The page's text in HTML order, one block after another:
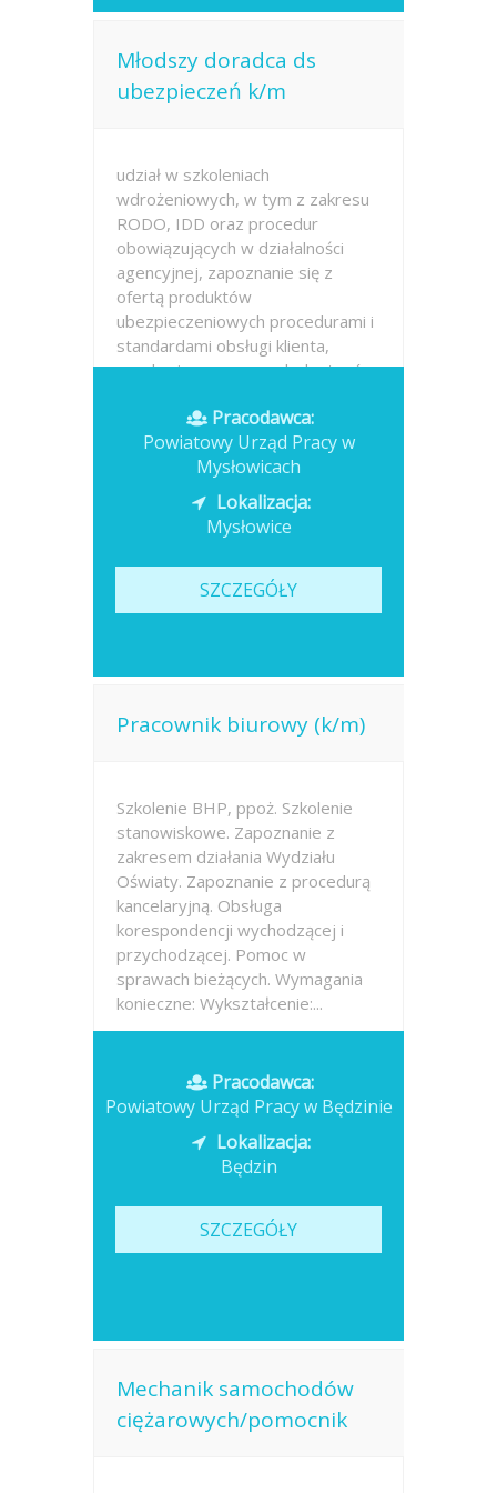
Młodszy doradca ds
ubezpieczeń k/m
udział w szkoleniach
wdrożeniowych, w tym z zakresu
RODO, IDD oraz procedur
obowiązujących w działalności
agencyjnej, zapoznanie się z
ofertą produktów
ubezpieczeniowych procedurami i
standardami obsługi klienta,
uzyskanie wymaganych dostępów
Opublikowano: 2026-07-16
Pracodawca:
Powiatowy Urząd Pracy w
Mysłowicach
Lokalizacja:
Mysłowice
SZCZEGÓŁY
Pracownik biurowy (k/m)
Szkolenie BHP, ppoż. Szkolenie
stanowiskowe. Zapoznanie z
zakresem działania Wydziału
Oświaty. Zapoznanie z procedurą
kancelaryjną. Obsługa
korespondencji wychodzącej i
przychodzącej. Pomoc w
sprawach bieżących. Wymagania
konieczne: Wykształcenie:...
Pracodawca:
Powiatowy Urząd Pracy w Będzinie
Lokalizacja:
Będzin
SZCZEGÓŁY
Mechanik samochodów
ciężarowych/pomocnik